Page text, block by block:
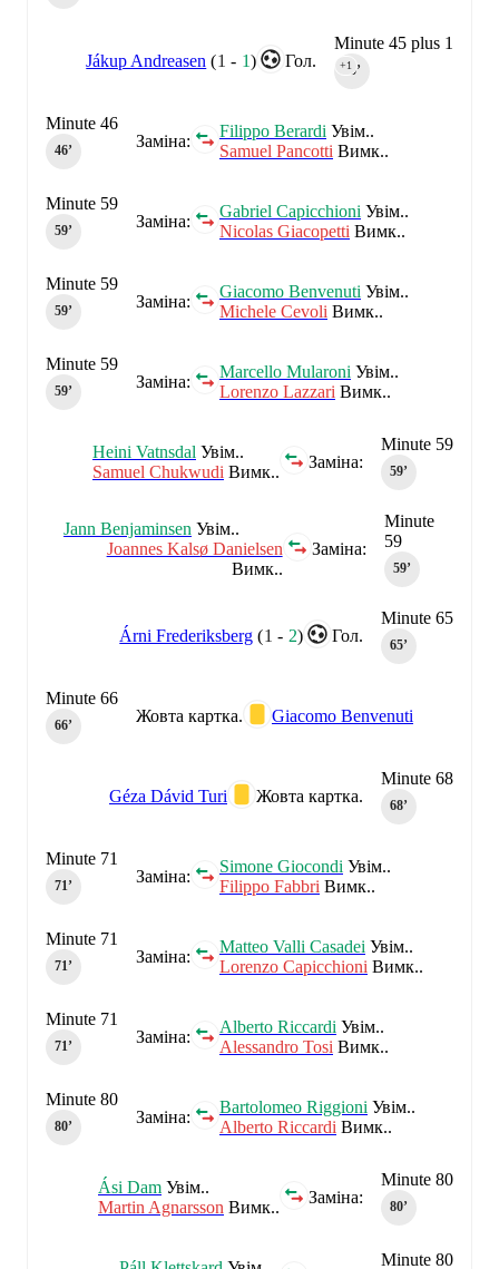
Minute 45 plus 1
45‎’‎
+1
Гол.
Jákup Andreasen (1 - 1)
Заміна:
Filippo Berardi Увім..
Samuel Pancotti Вимк..
Minute 46
46‎’‎
Заміна:
Gabriel Capicchioni Увім..
Nicolas Giacopetti Вимк..
Minute 59
59‎’‎
Заміна:
Giacomo Benvenuti Увім..
Michele Cevoli Вимк..
Minute 59
59‎’‎
Заміна:
Marcello Mularoni Увім..
Lorenzo Lazzari Вимк..
Minute 59
59‎’‎
Minute 59
59‎’‎
Заміна:
Heini Vatnsdal Увім..
Samuel Chukwudi Вимк..
Minute
59
59‎’‎
Заміна:
Jann Benjaminsen Увім..
Joannes Kalsø Danielsen
Вимк..
Minute 65
65‎’‎
Гол.
Árni Frederiksberg (1 - 2)
Жовта картка. Giacomo Benvenuti
Minute 66
66‎’‎
Minute 68
68‎’‎
Жовта картка.
Géza Dávid Turi
Заміна:
Simone Giocondi Увім..
Filippo Fabbri Вимк..
Minute 71
71‎’‎
Заміна:
Matteo Valli Casadei Увім..
Lorenzo Capicchioni Вимк..
Minute 71
71‎’‎
Заміна:
Alberto Riccardi Увім..
Alessandro Tosi Вимк..
Minute 71
71‎’‎
Заміна:
Bartolomeo Riggioni Увім..
Alberto Riccardi Вимк..
Minute 80
80‎’‎
Minute 80
80‎’‎
Заміна:
Ási Dam Увім..
Martin Agnarsson Вимк..
Minute 80